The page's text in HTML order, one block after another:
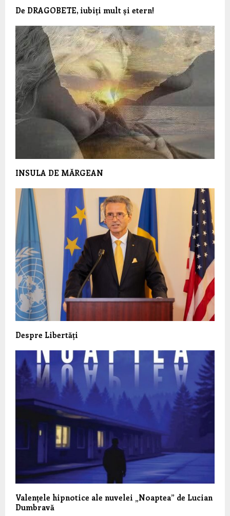
De DRAGOBETE, iubiți mult și etern!
INSULA DE MĂRGEAN
Despre Libertăți
Valențele hipnotice ale nuvelei „Noaptea” de Lucian
Dumbravă